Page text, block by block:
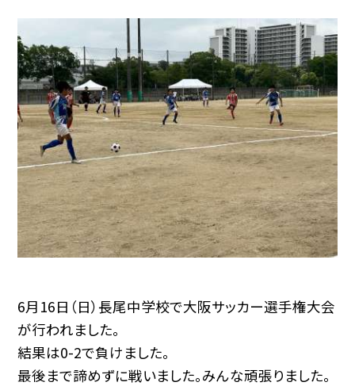
6月16日（日）長尾中学校で大阪サッカー選手権大会
が行われました。
結果は0-2で負けました。
最後まで諦めずに戦いました。みんな頑張りました。